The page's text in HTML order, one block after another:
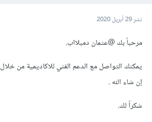
نشر29 أبريل 2020
مرحباً بك@عثمان دمبلااب.
يمكنك التواصل مع الدعم الفني للاكاديمية من خلال
إن شاء الله .
شكراً لك.